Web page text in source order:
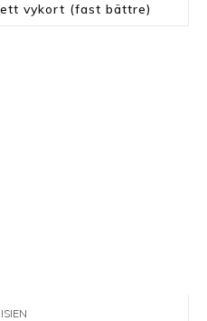
vykort (fast bättre)